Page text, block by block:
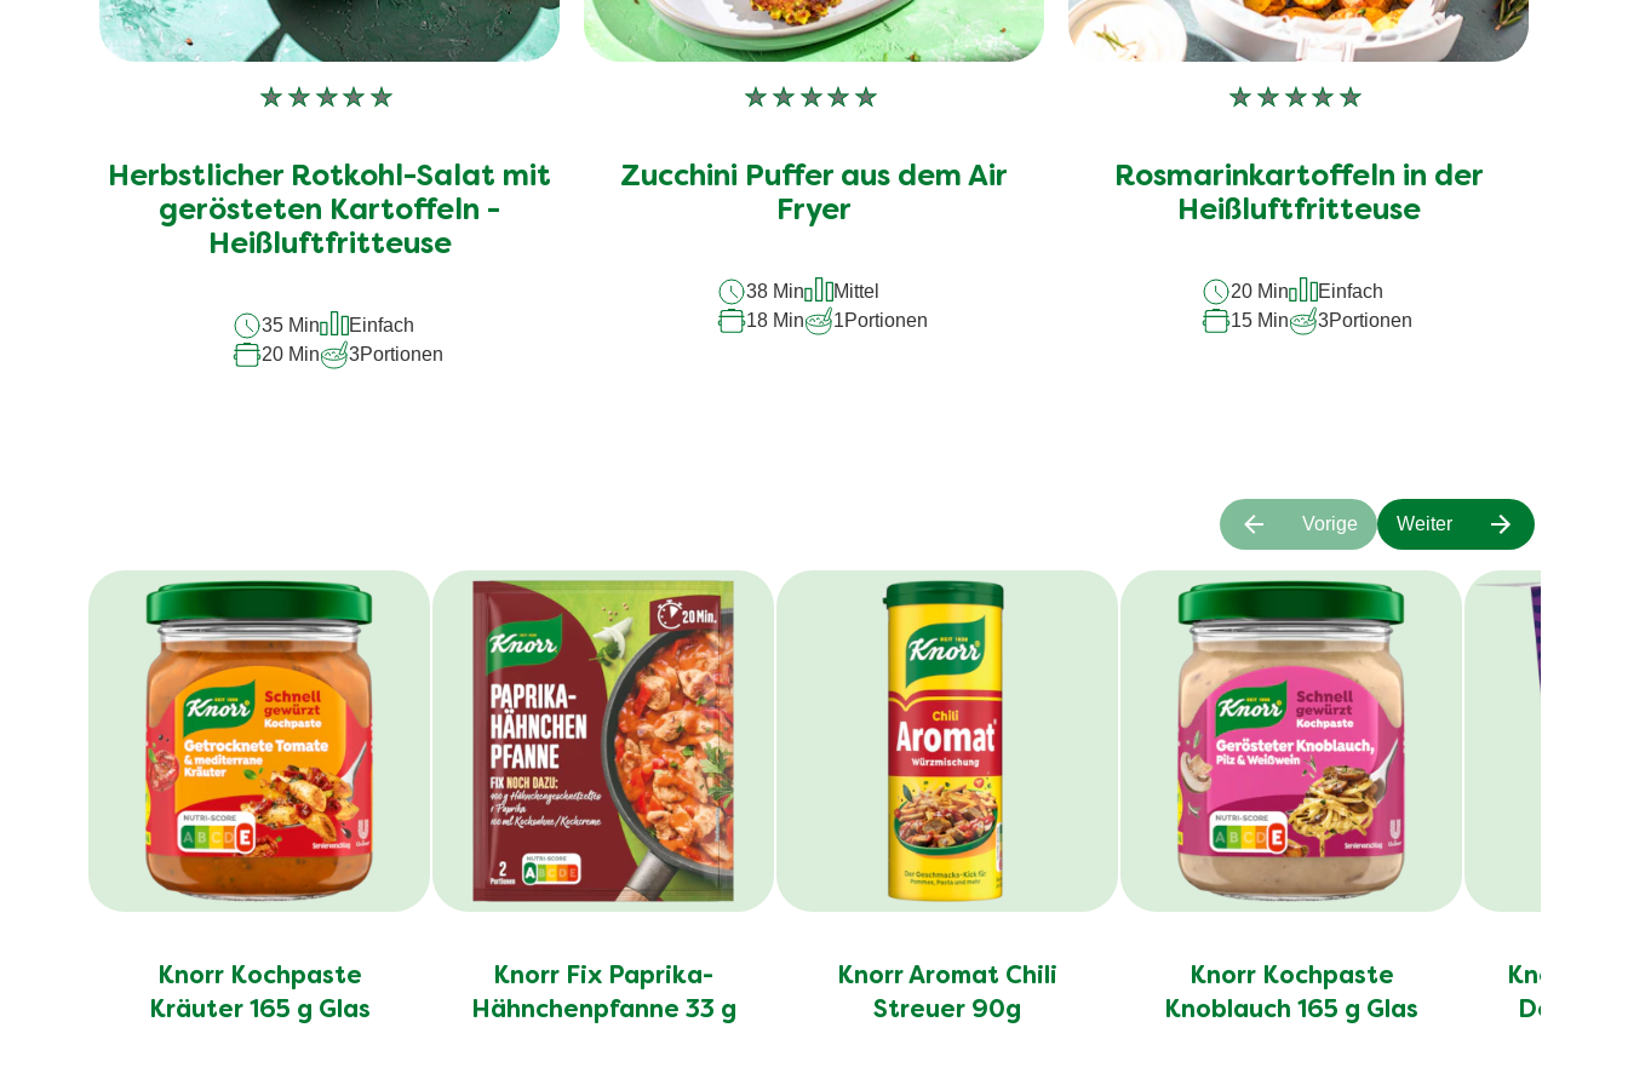
Keine
dieses
recipe
abgegeben
Herbstlicher Rotkohl-Salat mit
gerösteten Kartoffeln -
Heißluftfritteuse
35 Min
Einfach
20 Min
3Portionen
Keine
dieses
recipe
abgegeben
Zucchini Puffer aus dem Air
Fryer
38 Min
Mittel
18 Min
1 Portionen
Keine
dieses
recipe
Rosmarinkartoffeln in der
Heißluftfritteuse
20 Min
Einfach
15 Min
3Portionen
Knorr Kochpaste
Kräuter 165 g Glas
Knorr Fix Paprika-
Hähnchenpfanne 33 g
Knorr Aromat Chili
Streuer 90g
Knorr Kochpaste
Knoblauch 165 g Glas
Knorr
Döner
Vorige Weiter